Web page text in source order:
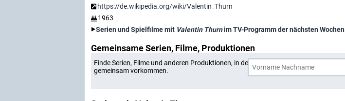
https://de.wikipedia.org/wiki/Valentin_Thurn
1963
Serien und Spielfilme mit Valentin Thurnim TV-Programm der nächsten Wochen
Gemeinsame Serien, Filme, Produktionen
Finde Serien, Filme und anderen Produktionen, in denen Valentin Thurn
gemeinsam vorkommen.